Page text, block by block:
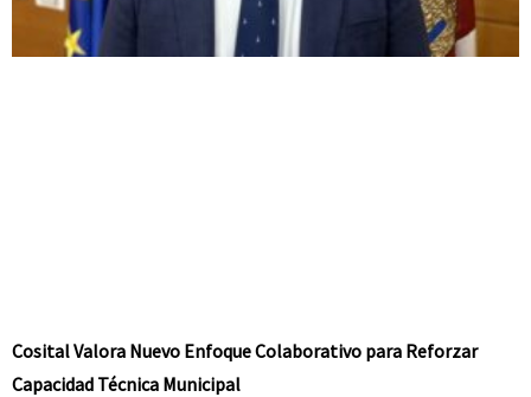
Cosital Valora Nuevo Enfoque Colaborativo para Reforzar
Capacidad Técnica Municipal